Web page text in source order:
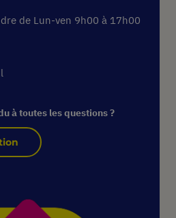
de Lun-ven 9h00 à 17h00
à toutes les questions ?